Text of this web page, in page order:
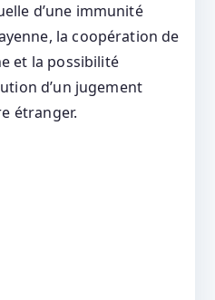
d’une immunité
la coopération de
et la possibilité
d’un jugement
étranger.